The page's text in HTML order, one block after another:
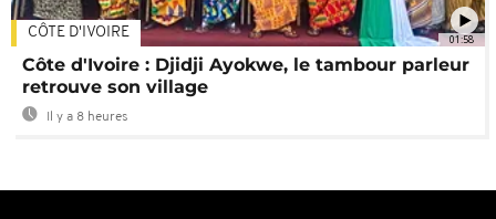
01:58
CÔTE D'IVOIRE
Côte d'Ivoire : Djidji Ayokwe, le tambour parleur
retrouve son village
Il y a 8 heures